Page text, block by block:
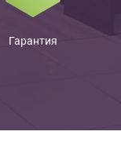
Гарантия